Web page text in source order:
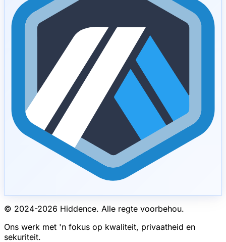
© 2024-2026 Hiddence. Alle regte voorbehou.
Ons werk met 'n fokus op kwaliteit, privaatheid en
sekuriteit.